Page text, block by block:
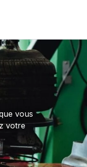
vous
votre